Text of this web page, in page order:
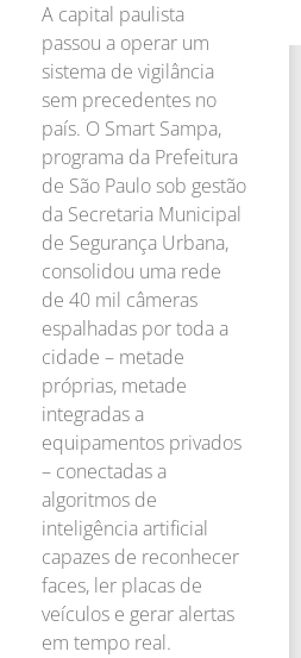
A capital paulista
passou a operar um
sistema de vigilância
sem precedentes no
país. O Smart Sampa,
programa da Prefeitura
de São Paulo sob gestão
da Secretaria Municipal
de Segurança Urbana,
consolidou uma rede
de 40 mil câmeras
espalhadas por toda a
cidade – metade
próprias, metade
integradas a
equipamentos privados
– conectadas a
algoritmos de
inteligência artificial
capazes de reconhecer
faces, ler placas de
veículos e gerar alertas
em tempo real.